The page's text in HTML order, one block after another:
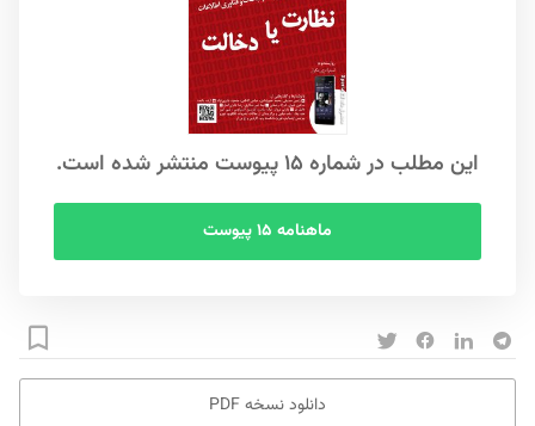
این مطلب در شماره ۱۵ پیوست منتشر شده است.
ماهنامه ۱۵ پیوست
دانلود نسخه PDF